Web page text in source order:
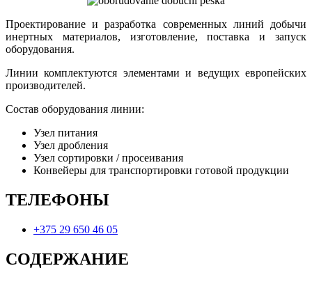
Проектирование и разработка современных линий добычи
инертных материалов, изготовление, поставка и запуск
оборудования.
Линии комплектуются элементами и ведущих европейских
производителей.
Состав оборудования линии:
Узел питания
Узел дробления
Узел сортировки / просеивания
Конвейеры для транспортировки готовой продукции
ТЕЛЕФОНЫ
+375 29 650 46 05
СОДЕРЖАНИЕ